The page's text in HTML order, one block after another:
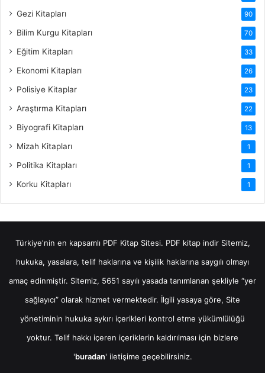
Gezi Kitapları 90
Bilim Kurgu Kitapları 70
Eğitim Kitapları 33
Ekonomi Kitapları 26
Polisiye Kitaplar 23
Araştırma Kitapları 22
Biyografi Kitapları 13
Mizah Kitapları 1
Politika Kitapları 1
Korku Kitapları 1
Türkiye'nin en kapsamlı PDF Kitap Sitesi. PDF kitap indirSitemiz,
hukuka, yasalara, telif haklarına ve kişilik haklarına saygılı olmayı
amaç edinmiştir. Sitemiz, 5651 sayılı yasada tanımlanan şekliyle “yer
sağlayıcı” olarak hizmet vermektedir. İlgili yasaya göre, Site
yönetiminin hukuka aykırı içerikleri kontrol etme yükümlülüğü
yoktur. Telif hakkı içeren içeriklerin kaldırılması için bizlere
'buradan' iletişime geçebilirsiniz.